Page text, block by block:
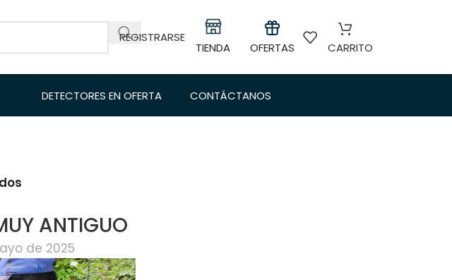
REGISTRARSE
TIENDA OFERTAS CARRITO
DETECTORES EN OFERTA CONTÁCTANOS
ANTIGUO
de 2025